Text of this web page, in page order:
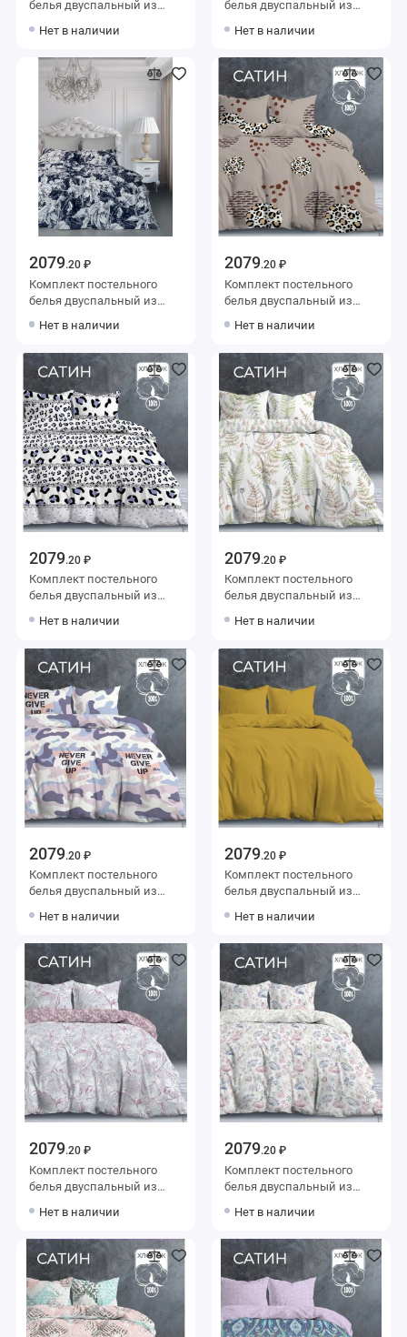
белья двуспальный из
50х70 2 шт The Дом
Нет в наличии
белья двуспальный из
50х70 2 шт Абстракция The
Нет в наличии
2079.20 ₽
Комплект постельного
белья двуспальный из
50х70 2 шт Двойной
Нет в наличии
2079.20 ₽
Комплект постельного
белья двуспальный из
50х70 2 шт Животный
Нет в наличии
2079.20 ₽
Комплект постельного
белья двуспальный из
50х70 2 шт Животный
Нет в наличии
2079.20 ₽
Комплект постельного
белья двуспальный из
50х70 2 шт Листья The Дом
Нет в наличии
2079.20 ₽
Комплект постельного
белья двуспальный из
50х70 2 шт Надписи The
Дом
Нет в наличии
2079.20 ₽
Комплект постельного
белья двуспальный из
50х70 2 шт Однотонное The
Дом
Нет в наличии
2079.20 ₽
Комплект постельного
белья двуспальный из
50х70 2 шт Растения The
Нет в наличии
2079.20 ₽
Комплект постельного
белья двуспальный из
50х70 2 шт Растения The
Нет в наличии